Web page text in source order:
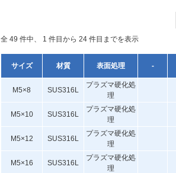
全 49 件中、 1 件目から 24 件目までを表示
サイズ 材質 表面処理 -
M5×8 SUS316L
プラズマ硬化処
理
M5×10 SUS316L
プラズマ硬化処
理
M5×12 SUS316L
プラズマ硬化処
理
M5×16 SUS316L
プラズマ硬化処
理